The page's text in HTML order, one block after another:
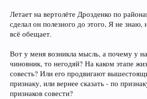
Летает на вертолёте Дрозденко по
сделал он полезного до этого, Я не знаю,
всё обещает.
Вот у меня возникла мысль, а почему у
чиновник, то негодяй? На каком этапе
совесть? Или его продвигают
признаку, или вернее сказать - по
признаков совести?